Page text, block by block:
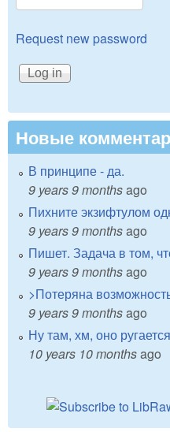
Request new password
Новые
В принципе - да.
9 years 9 monthsago
Пихните экзифтулом
9 years 9 monthsago
Пишет. Задача в том,
9 years 9 monthsago
>Потеряна
9 years 9 monthsago
Ну там, хм, оно
10 years 10 monthsago